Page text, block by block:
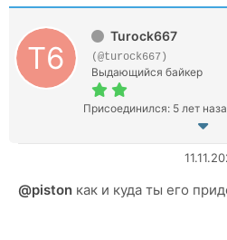
Turock667
(@turock667)
Выдающийся байкер
Присоединился: 5 лет
@piston как и куда ты его